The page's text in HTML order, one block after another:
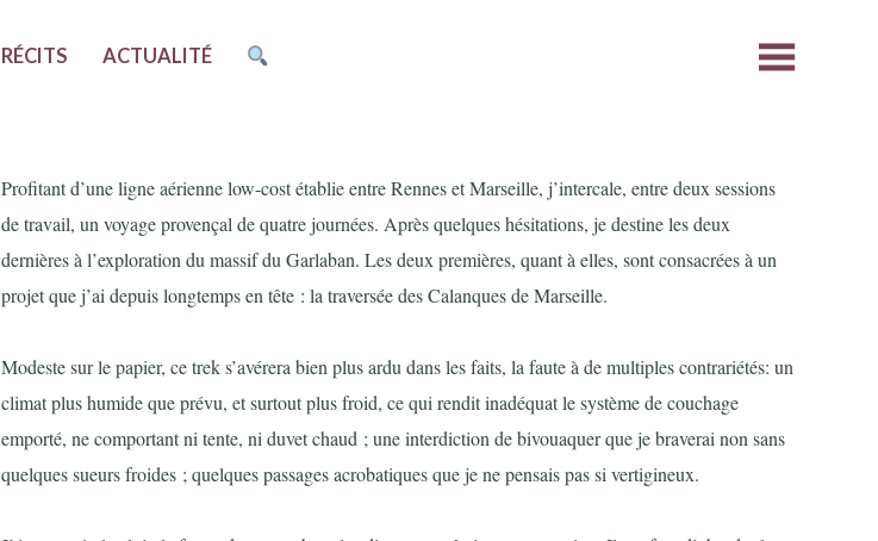
RÉCITS ACTUALITÉ
Profitant d’une ligne aérienne low-cost établie entre Rennes et Marseille, j’intercale, entre deux sessions
de travail, un voyage provençal de quatre journées. Après quelques hésitations, je destine les deux
dernières à l’exploration du massif du Garlaban. Les deux premières, quant à elles, sont consacrées à un
projet que j’ai depuis longtemps en tête : la traversée des Calanques de Marseille.
Modeste sur le papier, ce trek s’avérera bien plus ardu dans les faits, la faute à de multiples contrariétés: un
climat plus humide que prévu, et surtout plus froid, ce qui rendit inadéquat le système de couchage
emporté, ne comportant ni tente, ni duvet chaud ; une interdiction de bivouaquer que je braverai non sans
quelques sueurs froides ; quelques passages acrobatiques que je ne pensais pas si vertigineux.